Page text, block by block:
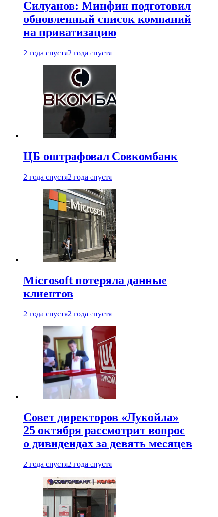
Силуанов: Минфин подготовил
обновленный список компаний
на приватизацию
2 года спустя2 года спустя
ЦБ оштрафовал Совкомбанк
2 года спустя2 года спустя
Microsoft потеряла данные
клиентов
2 года спустя2 года спустя
Совет директоров «Лукойла»
25 октября рассмотрит вопрос
о дивидендах за девять месяцев
2 года спустя2 года спустя